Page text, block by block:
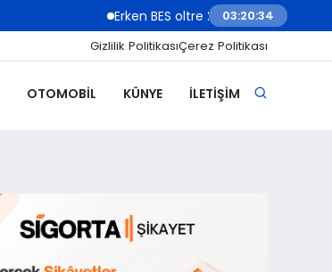
Erken BES oltre 2 milioni di under 18: il
03:20:36
Gizlilik PolitikasıÇerez Politikası
OTOMOBIL KÜNYE İLETIŞIM